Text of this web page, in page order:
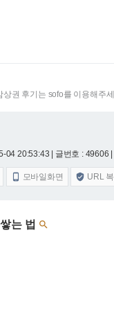
권 후기는 sofo를 이용해주
04 20:53:43 | 글번호 : 49606
 모바일화면  URL
는 법 